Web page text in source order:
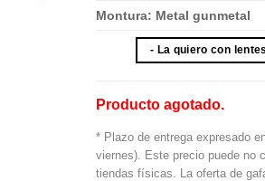
Montura: Metal gunmetal
- La quiero con
Producto agotado.
* Plazo de entrega expresado
viernes). Este precio puede no
tiendas físicas. La oferta de